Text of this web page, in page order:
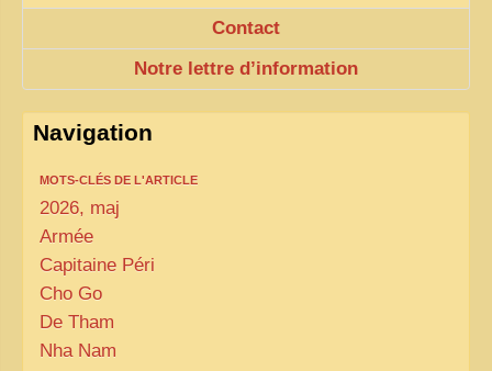
Contact
Notre lettre d’information
Navigation
MOTS-CLÉS DE L'ARTICLE
2026, maj
Armée
Capitaine Péri
Cho Go
De Tham
Nha Nam